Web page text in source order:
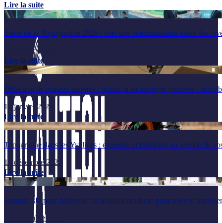
Lire la suite
Salon de la Topographie 2026 : vers une automatisation totale des
29 janvier 2026
Lire la suite
Détection de réseaux enterrés : quand la technologie préserve
14 janvier 2026
Lire la suite
Topographe dans les Yvelines : expertise et précision au service de
17 décembre 2025
Lire la suite
Scanner 3D pour bâtiment : la solution moderne pour relever,
24 novembre 2025